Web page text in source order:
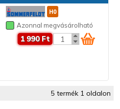
Azonnal megvásárolható
1 990 Ft
5 termék 1 oldalon